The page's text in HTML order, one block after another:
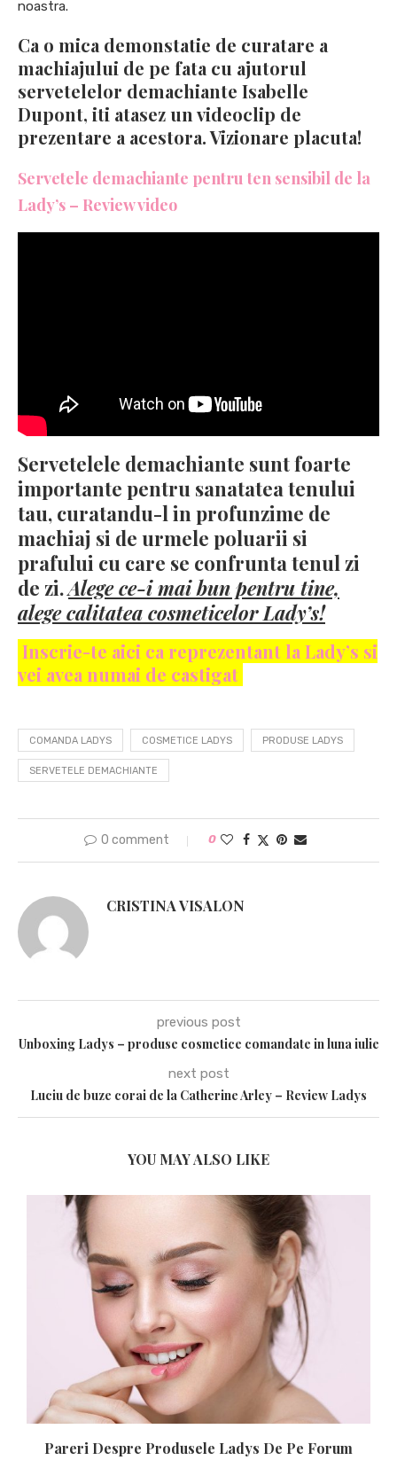
noastra.
Ca o mica demonstatie de curatare a
machiajului de pe fata cu ajutorul
servetelelor demachiante Isabelle
Dupont, iti atasez un videoclip de
prezentare a acestora. Vizionare placuta!
Servetele demachiante pentru ten sensibil de la
Lady’s – Review video
Servetelele demachiante sunt foarte
importante pentru sanatatea tenului
tau, curatandu-l in profunzime de
machiaj si de urmele poluarii si
prafului cu care se confrunta tenul zi
de zi.Alege ce-i mai bun pentru tine,
alege calitatea cosmeticelor Lady’s!
Inscrie-te aici ca reprezentant la Lady’s si
vei avea numai de castigat
COMANDA LADYS COSMETICE LADYS PRODUSE LADYS
SERVETELE DEMACHIANTE
0 comment 0
CRISTINA VISALON
previous post
Unboxing Ladys – produse cosmetice comandate in luna iulie
next post
Luciu de buze corai de la Catherine Arley – Review Ladys
YOU MAY ALSO LIKE
Pareri Despre Produsele Ladys De Pe Forum